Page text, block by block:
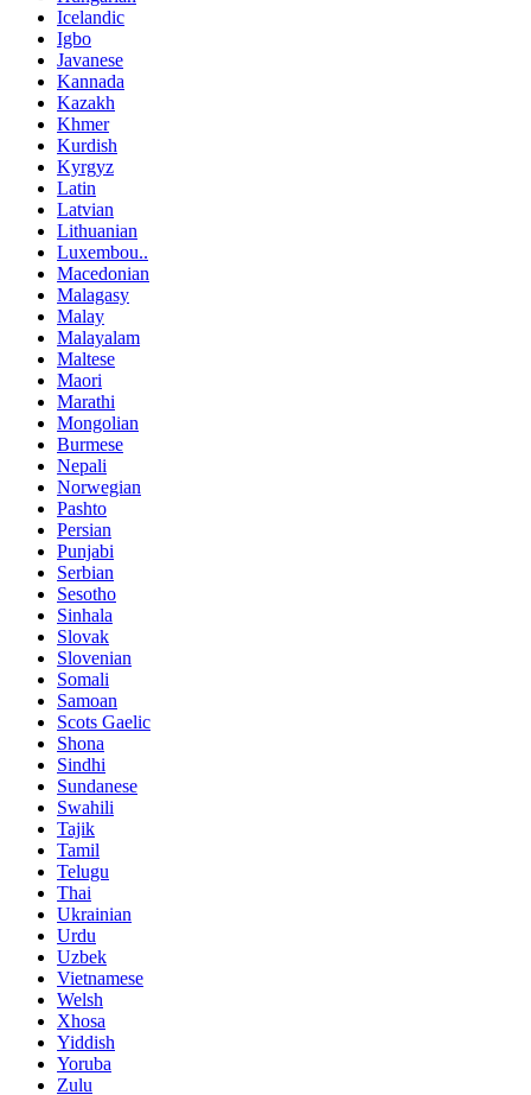
Icelandic
Igbo
Javanese
Kannada
Kazakh
Khmer
Kurdish
Kyrgyz
Latin
Latvian
Lithuanian
Luxembou..
Macedonian
Malagasy
Malay
Malayalam
Maltese
Maori
Marathi
Mongolian
Burmese
Nepali
Norwegian
Pashto
Persian
Punjabi
Serbian
Sesotho
Sinhala
Slovak
Slovenian
Somali
Samoan
Scots Gaelic
Shona
Sindhi
Sundanese
Swahili
Tajik
Tamil
Telugu
Thai
Ukrainian
Urdu
Uzbek
Vietnamese
Welsh
Xhosa
Yiddish
Yoruba
Zulu